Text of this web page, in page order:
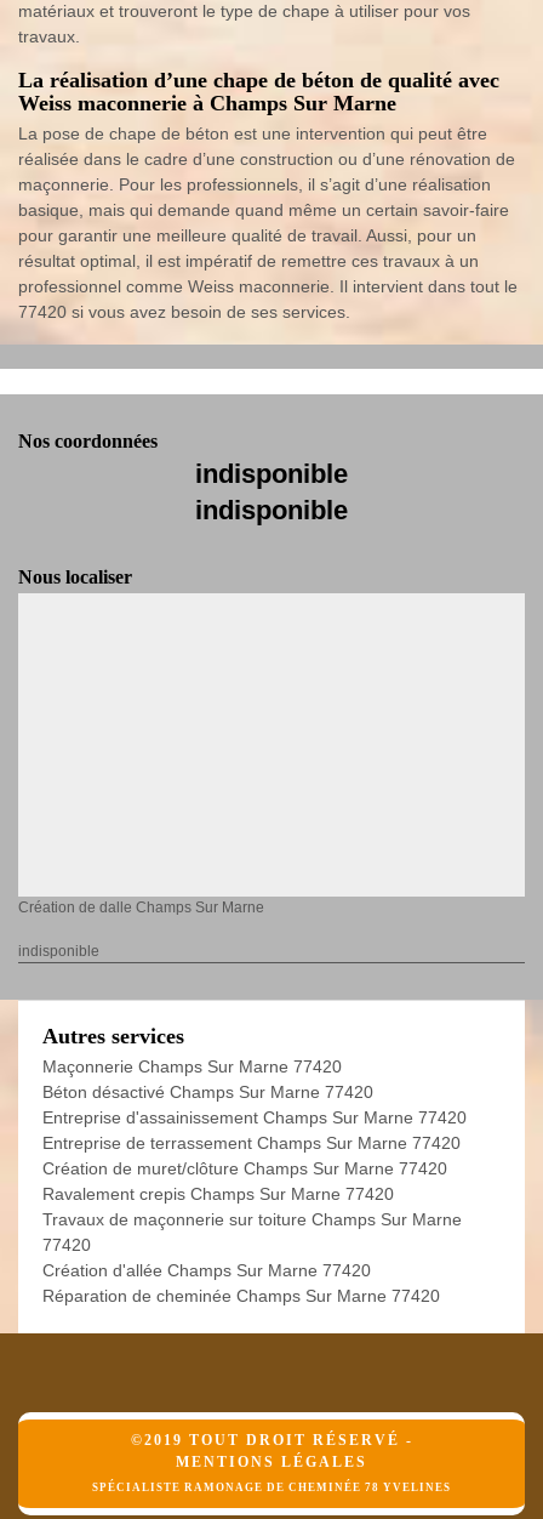
matériaux et trouveront le type de chape à utiliser pour vos
travaux.
La réalisation d’une chape de béton de qualité avec
Weiss maconnerie à Champs Sur Marne
La pose de chape de béton est une intervention qui peut être
réalisée dans le cadre d’une construction ou d’une rénovation de
maçonnerie. Pour les professionnels, il s’agit d’une réalisation
basique, mais qui demande quand même un certain savoir-faire
pour garantir une meilleure qualité de travail. Aussi, pour un
résultat optimal, il est impératif de remettre ces travaux à un
professionnel comme Weiss maconnerie. Il intervient dans tout le
77420 si vous avez besoin de ses services.
Nos coordonnées
indisponible
indisponible
Nous localiser
Création de dalle Champs Sur Marne
indisponible
Autres services
Maçonnerie Champs Sur Marne 77420
Béton désactivé Champs Sur Marne 77420
Entreprise d'assainissement Champs Sur Marne 77420
Entreprise de terrassement Champs Sur Marne 77420
Création de muret/clôture Champs Sur Marne 77420
Ravalement crepis Champs Sur Marne 77420
Travaux de maçonnerie sur toiture Champs Sur Marne
77420
Création d'allée Champs Sur Marne 77420
Réparation de cheminée Champs Sur Marne 77420
©2019 TOUT DROIT RÉSERVÉ -
MENTIONS LÉGALES
SPÉCIALISTE RAMONAGE DE CHEMINÉE 78 YVELINES